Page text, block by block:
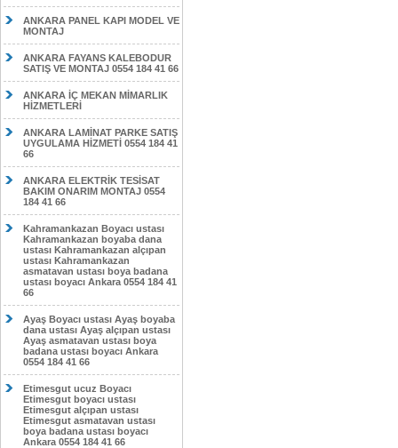
ANKARA PANEL KAPI MODEL VE
MONTAJ
ANKARA FAYANS KALEBODUR
SATIŞ VE MONTAJ 0554 184 41 66
ANKARA İÇ MEKAN MİMARLIK
HİZMETLERİ
ANKARA LAMİNAT PARKE SATIŞ
UYGULAMA HİZMETİ 0554 184 41
66
ANKARA ELEKTRİK TESİSAT
BAKIM ONARIM MONTAJ 0554
184 41 66
Kahramankazan Boyacı ustası
Kahramankazan boyaba dana
ustası Kahramankazan alçıpan
ustası Kahramankazan
asmatavan ustası boya badana
ustası boyacı Ankara 0554 184 41
66
Ayaş Boyacı ustası Ayaş boyaba
dana ustası Ayaş alçıpan ustası
Ayaş asmatavan ustası boya
badana ustası boyacı Ankara
0554 184 41 66
Etimesgut ucuz Boyacı
Etimesgut boyacı ustası
Etimesgut alçıpan ustası
Etimesgut asmatavan ustası
boya badana ustası boyacı
Ankara 0554 184 41 66